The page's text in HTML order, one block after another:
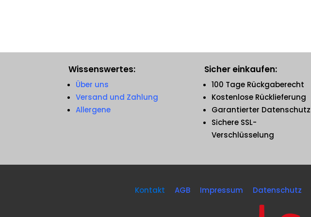
Wissenswertes:
Über uns
Versand und Zahlung
Allergene
Sicher einkaufen:
100 Tage Rückgaberecht
Kostenlose Rücklieferung
Garantierter Datenschutz
Sichere SSL-
Verschlüsselung
Kontakt AGB Impressum Datenschutz